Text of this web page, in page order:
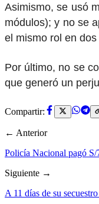
Asimismo, se usó
módulos); y no se
el mismo rol en
Por último, no se
que generó un
Compartir:
← Anterior
Policía Nacional pagó
Siguiente →
A 11 días de su